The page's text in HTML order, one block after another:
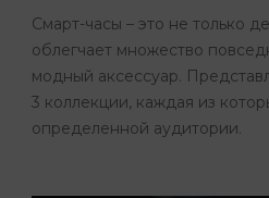
Смарт-часы – это не только
облегчает множество
модный аксессуар.
3 коллекции, каждая из
определенной аудитории.